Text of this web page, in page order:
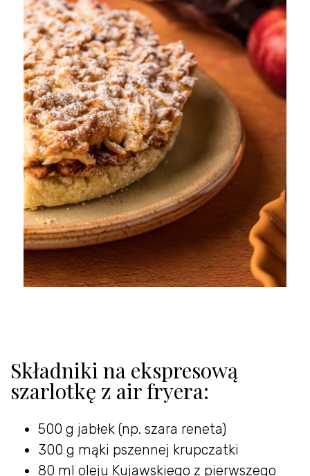
Składniki na ekspresową
szarlotkę z air fryera:
500 g jabłek (np. szara reneta)
300 g mąki pszennej krupczatki
80 ml oleju Kujawskiego z pierwszego